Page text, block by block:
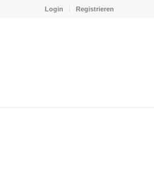
Login Registrieren